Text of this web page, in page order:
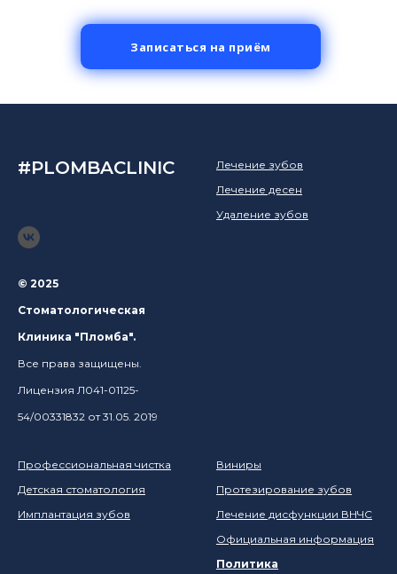
Записаться на приём
#PLOMBACLINIC
© 2025
Стоматологическая
Клиника "Пломба".
Все права защищены.
Лицензия Л041-01125-
54/00331832 от 31.05. 2019
Лечение зубов
Лечение десен
Удаление зубов
Профессиональная чистка
Детская стоматология
Имплантация зубов
Виниры
Протезирование зубов
Лечение дисфункции ВНЧС
Официальная информация
Политика